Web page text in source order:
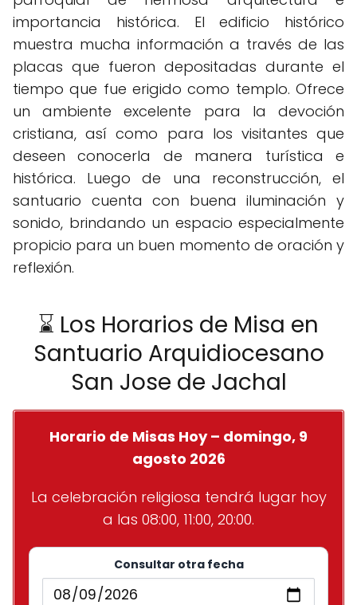
importancia histórica. El edificio histórico
muestra mucha información a través de las
placas que fueron depositadas durante el
tiempo que fue erigido como templo. Ofrece
un ambiente excelente para la devoción
cristiana, así como para los visitantes que
deseen conocerla de manera turística e
histórica. Luego de una reconstrucción, el
santuario cuenta con buena iluminación y
sonido, brindando un espacio especialmente
propicio para un buen momento de oración y
reflexión.
⌛ Los Horarios de Misa en
Santuario Arquidiocesano
San Jose de Jachal
Horario de Misas Hoy – domingo, 9
agosto 2026
La celebración religiosa tendrá lugar hoy
a las 08:00, 11:00, 20:00.
Consultar otra fecha